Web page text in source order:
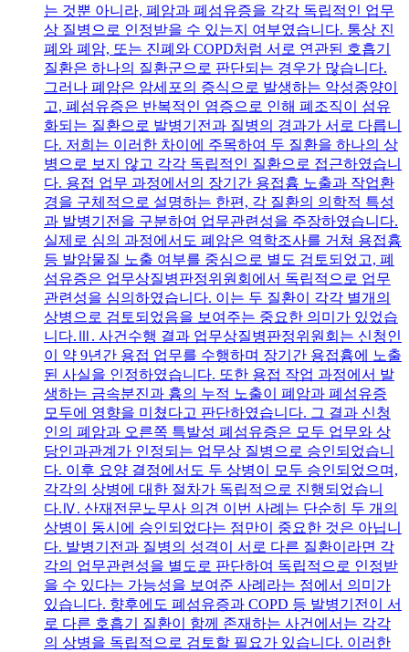
는 것뿐 아니라, 폐암과 폐섬유증을 각각 독립적인 업무
상 질병으로 인정받을 수 있는지 여부였습니다. 통상 진
폐와 폐암, 또는 진폐와 COPD처럼 서로 연관된 호흡기
질환은 하나의 질환군으로 판단되는 경우가 많습니다.
그러나 폐암은 암세포의 증식으로 발생하는 악성종양이
고, 폐섬유증은 반복적인 염증으로 인해 폐조직이 섬유
화되는 질환으로 발병기전과 질병의 경과가 서로 다릅니
다. 저희는 이러한 차이에 주목하여 두 질환을 하나의 상
병으로 보지 않고 각각 독립적인 질환으로 접근하였습니
다. 용접 업무 과정에서의 장기간 용접흄 노출과 작업환
경을 구체적으로 설명하는 한편, 각 질환의 의학적 특성
과 발병기전을 구분하여 업무관련성을 주장하였습니다.
실제로 심의 과정에서도 폐암은 역학조사를 거쳐 용접흄
등 발암물질 노출 여부를 중심으로 별도 검토되었고, 폐
섬유증은 업무상질병판정위원회에서 독립적으로 업무
관련성을 심의하였습니다. 이는 두 질환이 각각 별개의
상병으로 검토되었음을 보여주는 중요한 의미가 있었습
니다.Ⅲ. 사건수행 결과 업무상질병판정위원회는 신청인
이 약 9년간 용접 업무를 수행하며 장기간 용접흄에 노출
된 사실을 인정하였습니다. 또한 용접 작업 과정에서 발
생하는 금속분진과 흄의 누적 노출이 폐암과 폐섬유증
모두에 영향을 미쳤다고 판단하였습니다. 그 결과 신청
인의 폐암과 오른쪽 특발성 폐섬유증은 모두 업무와 상
당인과관계가 인정되는 업무상 질병으로 승인되었습니
다. 이후 요양 결정에서도 두 상병이 모두 승인되었으며,
각각의 상병에 대한 절차가 독립적으로 진행되었습니
다.Ⅳ. 산재전문노무사 의견 이번 사례는 단순히 두 개의
상병이 동시에 승인되었다는 점만이 중요한 것은 아닙니
다. 발병기전과 질병의 성격이 서로 다른 질환이라면 각
각의 업무관련성을 별도로 판단하여 독립적으로 인정받
을 수 있다는 가능성을 보여준 사례라는 점에서 의미가
있습니다. 향후에도 폐섬유증과 COPD 등 발병기전이 서
로 다른 호흡기 질환이 함께 존재하는 사건에서는 각각
의 상병을 독립적으로 검토할 필요가 있습니다. 이러한